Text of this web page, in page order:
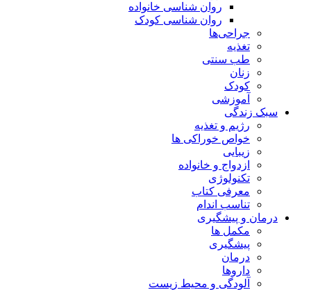
روان شناسی خانواده
روان شناسی کودک
جراحی‌ها
تغذیه
طب سنتی
زنان
کودک
آموزشی
سبک زندگی
رژیم و تغذیه
خواص خوراکی ها
زیبایی
ازدواج و خانواده
تکنولوژی
معرفی کتاب
تناسب اندام
درمان و پیشگیری
مکمل ها
پیشگیری
درمان
داروها
آلودگی و محیط زیست